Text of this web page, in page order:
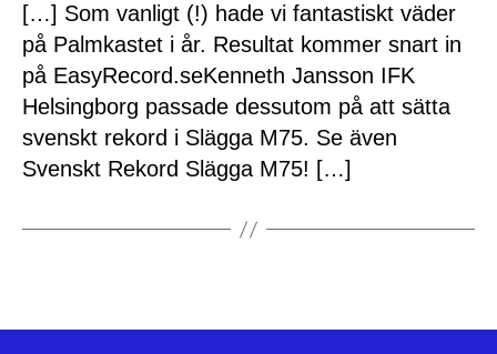
[…] Som vanligt (!) hade vi fantastiskt väder
på Palmkastet i år. Resultat kommer snart in
på EasyRecord.seKenneth Jansson IFK
Helsingborg passade dessutom på att sätta
svenskt rekord i Slägga M75. Se även
Svenskt Rekord Slägga M75! […]